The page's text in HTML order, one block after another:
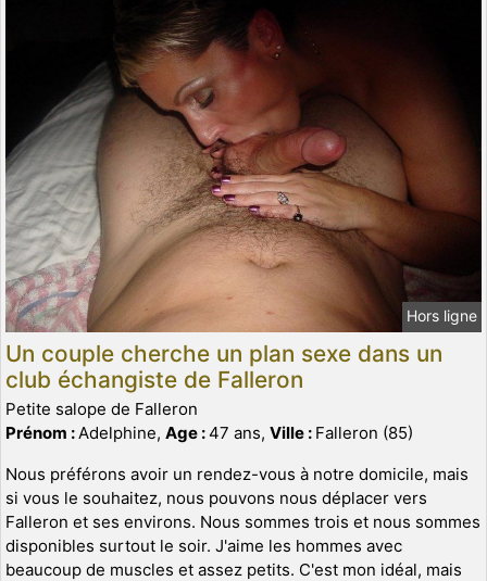
Hors ligne
Un couple cherche un plan sexe dans un
club échangiste de Falleron
Petite salope de Falleron
Prénom : Adelphine, Age :47 ans, Ville : Falleron (85)
Nous préférons avoir un rendez-vous à notre domicile, mais
si vous le souhaitez, nous pouvons nous déplacer vers
Falleron et ses environs. Nous sommes trois et nous sommes
disponibles surtout le soir. J'aime les hommes avec
beaucoup de muscles et assez petits. C'est mon idéal, mais